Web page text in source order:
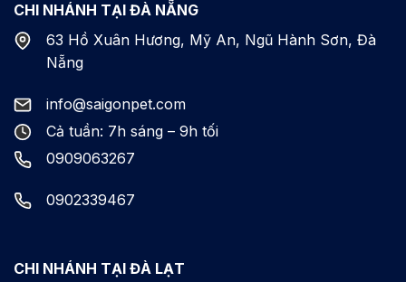
CHI NHÁNH TẠI ĐÀ NẴNG
63 Hồ Xuân Hương, Mỹ An, Ngũ Hành Sơn, Đà
Nẵng
info@saigonpet.com
Cả tuần: 7h sáng – 9h tối
0909063267
0902339467
CHI NHÁNH TẠI ĐÀ LẠT